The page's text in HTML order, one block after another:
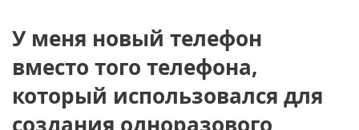
У меня новый телефон
вместо того телефона,
который использовался для
создания одноразового